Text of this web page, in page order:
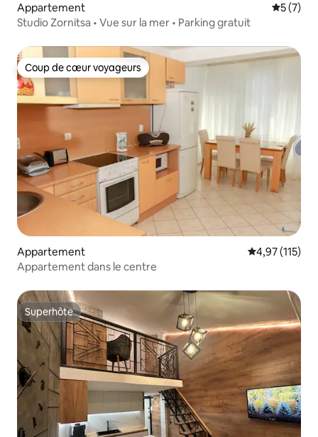
Appartement
5 (7)
Studio Zornitsa • Vue sur la mer • Parking gratuit
Coup de cœur voyageurs
Coup de cœur voyageurs
Appartement Évaluation
4,97 (115)
Appartement dans le centre
Superhôte
Superhôte